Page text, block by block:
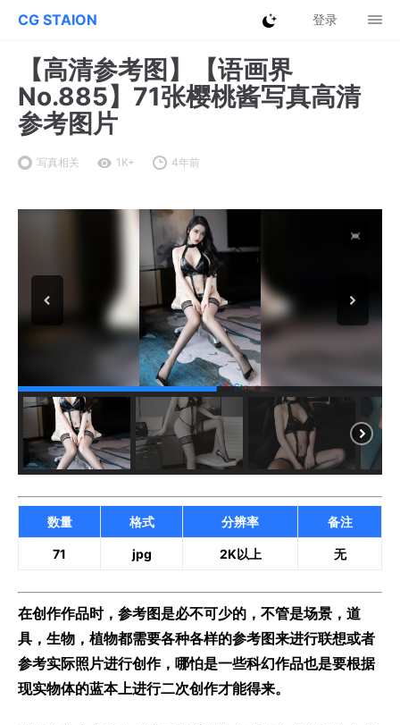
CG STAION 登录
【高清参考图】【语画界
No.885】71张樱桃酱写真高清
参考图片
写真相关 1K+ 4年前
数量 格式 分辨率 备注
71 jpg 2K以上 无
在创作作品时，参考图是必不可少的，不管是场景，道
具，生物，植物都需要各种各样的参考图来进行联想或者
参考实际照片进行创作，哪怕是一些科幻作品也是要根据
现实物体的蓝本上进行二次创作才能得来。